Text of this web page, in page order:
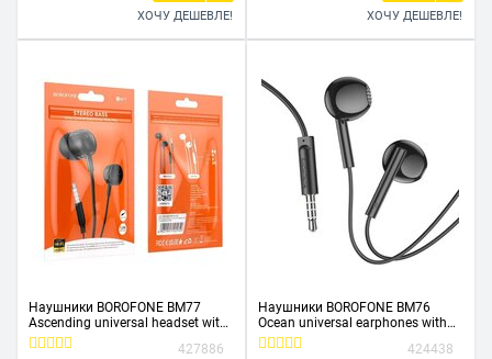
ХОЧУ ДЕШЕВЛЕ! ХОЧУ ДЕШЕВЛЕ!
Наушники BOROFONE BM77
Ascending universal headset with
microphone (черный)
427886
Наушники BOROFONE BM76
Ocean universal earphones with
microphone (черный)
424438